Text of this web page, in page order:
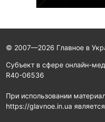
© 2007—2026 Главное в
Субъект в сфере онлайн-
R40-06536
При использовании
https://glavnoe.in.ua